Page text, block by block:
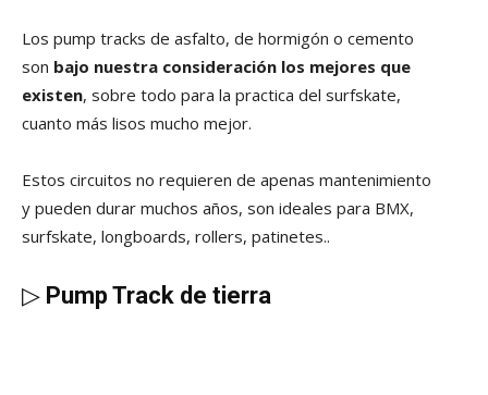
Los pump tracks de asfalto, de hormigón o cemento
son bajo nuestra consideración los mejores que
existen, sobre todo para la practica del surfskate,
cuanto más lisos mucho mejor.
Estos circuitos no requieren de apenas mantenimiento
y pueden durar muchos años, son ideales para BMX,
surfskate, longboards, rollers, patinetes..
▷ Pump Track de tierra